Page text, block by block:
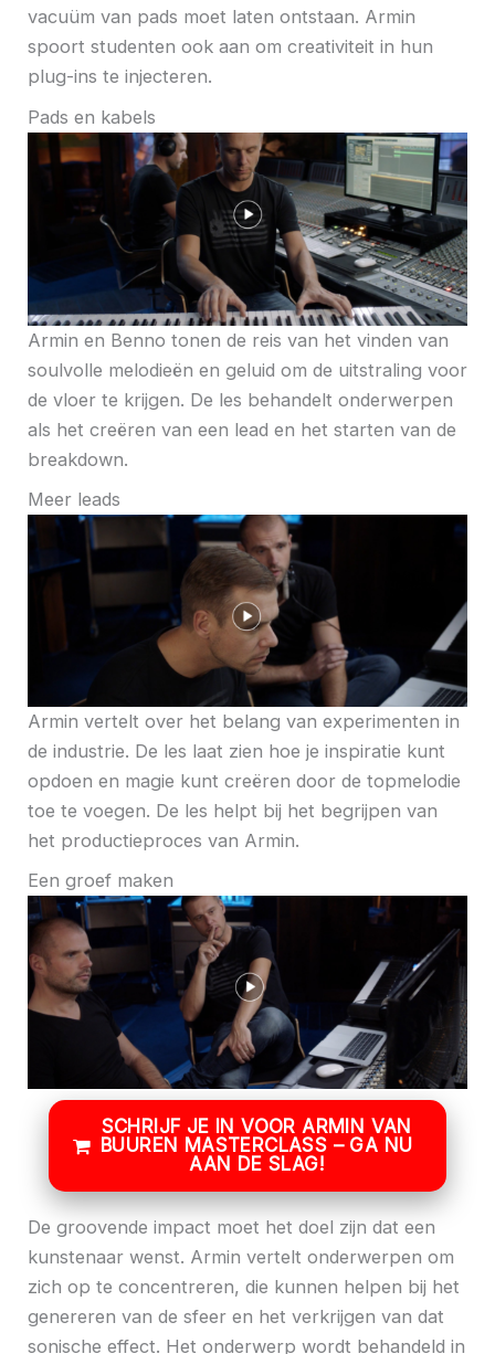
vacuüm van pads moet laten ontstaan. Armin
spoort studenten ook aan om creativiteit in hun
plug-ins te injecteren.
Pads en kabels
Armin en Benno tonen de reis van het vinden van
soulvolle melodieën en geluid om de uitstraling voor
de vloer te krijgen. De les behandelt onderwerpen
als het creëren van een lead en het starten van de
breakdown.
Meer leads
Armin vertelt over het belang van experimenten in
de industrie. De les laat zien hoe je inspiratie kunt
opdoen en magie kunt creëren door de topmelodie
toe te voegen. De les helpt bij het begrijpen van
het productieproces van Armin.
Een groef maken
SCHRIJF JE IN VOOR ARMIN VAN
BUUREN MASTERCLASS – GA NU
AAN DE SLAG!
De groovende impact moet het doel zijn dat een
kunstenaar wenst. Armin vertelt onderwerpen om
zich op te concentreren, die kunnen helpen bij het
genereren van de sfeer en het verkrijgen van dat
sonische effect. Het onderwerp wordt behandeld in